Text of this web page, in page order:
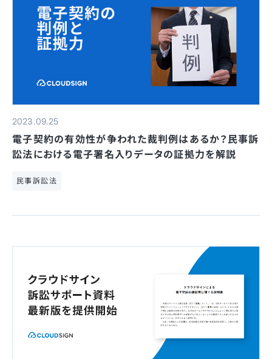
2023.09.25
電子契約の有効性が争われた裁判例はあるか？民事訴
訟法における電子署名入りデータの証拠力を解説
民事訴訟法